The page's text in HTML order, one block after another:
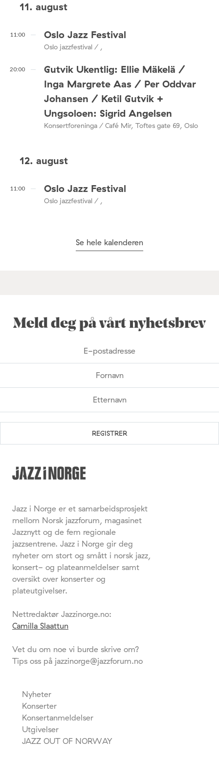
11. august
11:00 Oslo Jazz Festival
Oslo jazzfestival / ,
20:00
Gutvik Ukentlig: Ellie Mäkelä /
Inga Margrete Aas / Per Oddvar
Johansen / Ketil Gutvik +
Ungsoloen: Sigrid Angelsen
Konsertforeninga / Café Mir, Toftes gate 69, Oslo
12. august
11:00 Oslo Jazz Festival
Oslo jazzfestival / ,
Se hele kalenderen
Meld deg på vårt nyhetsbrev
Jazz i Norge er et samarbeidsprosjekt
mellom Norsk jazzforum, magasinet
Jazznytt og de fem regionale
jazzsentrene. Jazz i Norge gir deg
nyheter om stort og smått i norsk jazz,
konsert- og plateanmeldelser samt
oversikt over konserter og
plateutgivelser.
Nettredaktør Jazzinorge.no:
Camilla Slaattun
Vet du om noe vi burde skrive om?
Tips oss på jazzinorge@jazzforum.no
Nyheter
Konserter
Konsertanmeldelser
Utgivelser
JAZZ OUT OF NORWAY